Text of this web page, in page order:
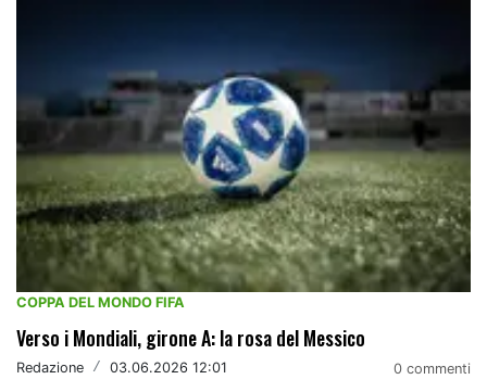
COPPA DEL MONDO FIFA
Verso i Mondiali, girone A: la rosa del Messico
Redazione / 03.06.2026 12:01 0 commenti